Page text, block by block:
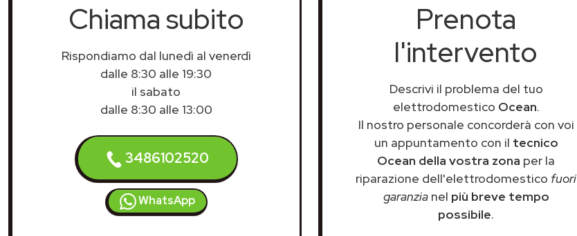
Chiama subito
Rispondiamo dal lunedì al venerdì
dalle 8:30 alle 19:30
il sabato
dalle 8:30 alle 13:00
3486102520
WhatsApp
Prenota
l'intervento
Descrivi il problema del tuo
elettrodomestico Ocean.
Il nostro personale concorderà con voi
un appuntamento con il tecnico
Ocean della vostra zona per la
riparazione dell'elettrodomestico fuori
garanzianel più breve tempo
possibile.